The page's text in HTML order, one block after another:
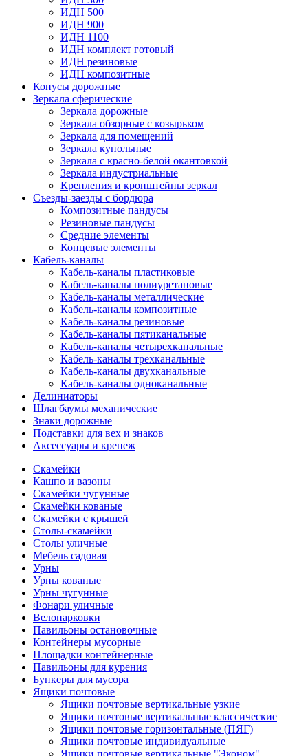
ИДН 500
ИДН 900
ИДН 1100
ИДН комплект готовый
ИДН резиновые
ИДН композитные
Конусы дорожные
Зеркала сферические
Зеркала дорожные
Зеркала обзорные с козырьком
Зеркала для помещений
Зеркала купольные
Зеркала с красно-белой окантовкой
Зеркала индустриальные
Крепления и кронштейны зеркал
Съезды-заезды с бордюра
Композитные пандусы
Резиновые пандусы
Средние элементы
Концевые элементы
Кабель-каналы
Кабель-каналы пластиковые
Кабель-каналы полиуретановые
Кабель-каналы металлические
Кабель-каналы композитные
Кабель-каналы резиновые
Кабель-каналы пятиканальные
Кабель-каналы четырехканальные
Кабель-каналы трехканальные
Кабель-каналы двухканальные
Кабель-каналы одноканальные
Делиниаторы
Шлагбаумы механические
Знаки дорожные
Подставки для вех и знаков
Аксессуары и крепеж
Скамейки
Кашпо и вазоны
Скамейки чугунные
Скамейки кованые
Скамейки с крышей
Столы-скамейки
Столы уличные
Мебель садовая
Урны
Урны кованые
Урны чугунные
Фонари уличные
Велопарковки
Павильоны остановочные
Контейнеры мусорные
Площадки контейнерные
Павильоны для курения
Бункеры для мусора
Ящики почтовые
Ящики почтовые вертикальные узкие
Ящики почтовые вертикальные классические
Ящики почтовые горизонтальные (ПЯГ)
Ящики почтовые индивидуальные
Ящики почтовые вертикальные "Эконом"